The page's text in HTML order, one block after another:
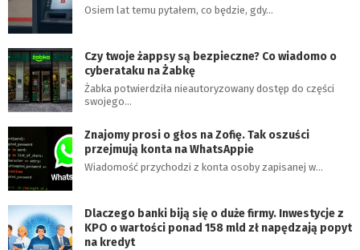
Osiem lat temu pytałem, co będzie, gdy…
Czy twoje żappsy są bezpieczne? Co wiadomo o
cyberataku na Żabkę
Żabka potwierdziła nieautoryzowany dostęp do części
swojego…
Znajomy prosi o głos na Zofię. Tak oszuści
przejmują konta na WhatsAppie
Wiadomość przychodzi z konta osoby zapisanej w…
Dlaczego banki biją się o duże firmy. Inwestycje z
KPO o wartości ponad 158 mld zł napędzają popyt
na kredyt